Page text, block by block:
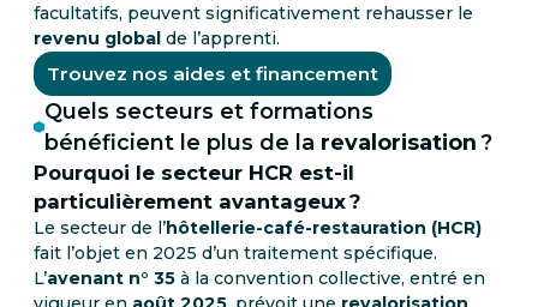
facultatifs, peuvent significativement rehausser le
revenu global de l’apprenti.
Trouvez nos aides et financement
Quels secteurs et formations
bénéficient le plus de la revalorisation?
Pourquoi le secteur HCR est-il
particulièrement avantageux ?
Le secteur de l’hôtellerie-café-restauration (HCR)
fait l’objet en 2025 d’un traitement spécifique.
L’avenant n° 35 à la convention collective, entré en